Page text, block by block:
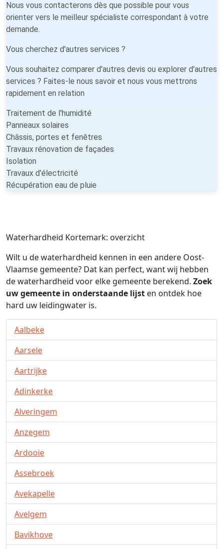
Nous vous contacterons dès que possible pour vous
orienter vers le meilleur spécialiste correspondant à votre
demande.
Vous cherchez d'autres services ?
Vous souhaitez comparer d'autres devis ou explorer d'autres
services ? Faites-le nous savoir et nous vous mettrons
rapidement en relation
Traitement de l'humidité
Panneaux solaires
Châssis, portes et fenêtres
Travaux rénovation de façades
Isolation
Travaux d'électricité
Récupération eau de pluie
Waterhardheid Kortemark: overzicht
Wilt u de waterhardheid kennen in een andere Oost-
Vlaamse gemeente? Dat kan perfect, want wij hebben
de waterhardheid voor elke gemeente berekend. Zoek
uw gemeente in onderstaande lijst en ontdek hoe
hard uw leidingwater is.
Aalbeke
Aarsele
Aartrijke
Adinkerke
Alveringem
Anzegem
Ardooie
Assebroek
Avekapelle
Avelgem
Bavikhove